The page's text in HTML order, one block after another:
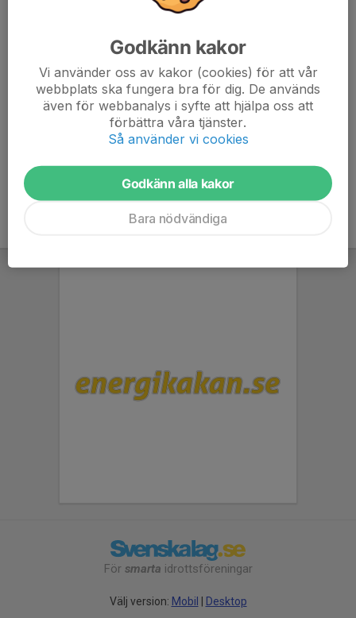
Genomgång av passet på plats.
Kom gärna i god tid för genomgång av app/cykel.
Vid frånvaro glöm ej bort att avanmäla dig så andra får
möjlighet att fylla din plats.
Insläpp vid entrédörren nere sker kl.18.15. Receptionen
är öppen och bemannad till 18.00.
För smarta idrottsföreningar
Välj version: Mobil Desktop
Godkänn kakor
Vi använder oss av kakor (cookies) för att vår
webbplats ska fungera bra för dig. De används
även för webbanalys i syfte att hjälpa oss att
förbättra våra tjänster.
Så använder vi cookies
Godkänn alla kakor
Bara nödvändiga